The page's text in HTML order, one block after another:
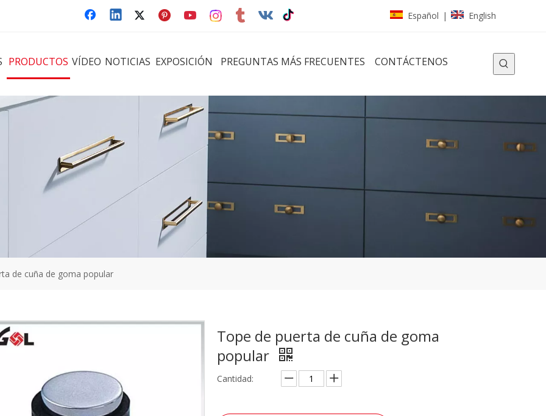
Español | English
PRODUCTOS VÍDEO NOTICIAS EXPOSICIÓN PREGUNTAS MÁS FRECUENTES CONTÁCTENOS
de cuña de goma popular
Tope de puerta de cuña de goma
popular
Cantidad: